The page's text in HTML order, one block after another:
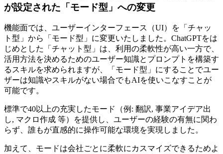
が設定された「モード型」への変更
機能面では、ユーザーインターフェース（UI）を「チャッ
ト型」から「モード型」に変更いたしました。ChatGPTをは
じめとした「チャット型」は、利用の柔軟性が高い一方で、
活用方法を決めるためのユーザー知識とプロンプトを構築す
るスキルを求められますが、「モード型」にすることでユー
ザーは知識やスキルがない場合でもAIを使いこなすことが
可能です。
標準で40以上の充実したモード（例: 翻訳, 事業アイデア出
し, マクロ作成 等）を提供し、ユーザーの経験の有無に関わ
らず、誰もが直感的に操作可能な環境を実現しました。
加えて、モードは会社ごとに柔軟にカスマイズできるためよ